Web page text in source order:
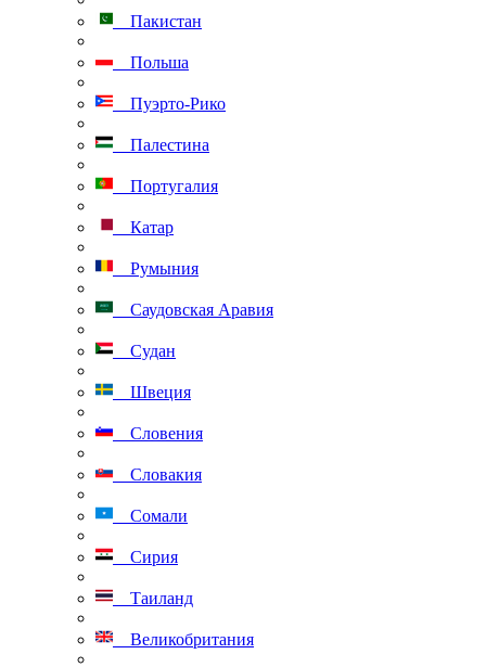
Пакистан
Польша
Пуэрто-Рико
Палестина
Португалия
Катар
Румыния
Саудовская Аравия
Судан
Швеция
Словения
Словакия
Сомали
Сирия
Таиланд
Великобритания